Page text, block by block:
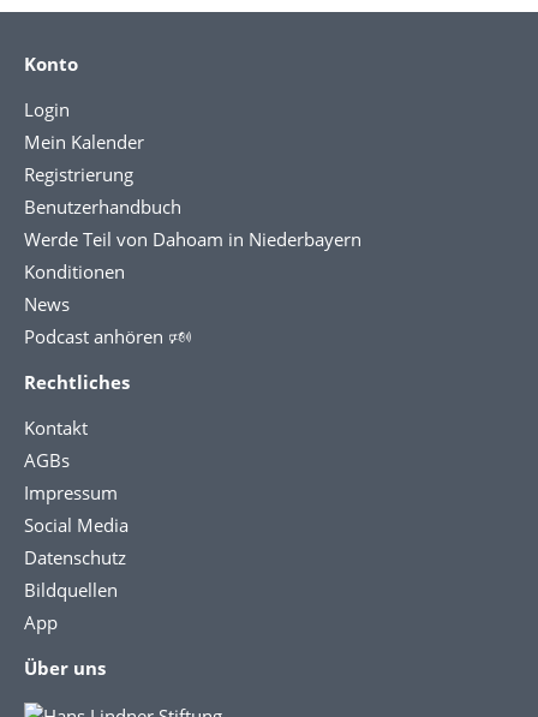
Konto
Login
Mein Kalender
Registrierung
Benutzerhandbuch
Werde Teil von Dahoam in Niederbayern
Konditionen
News
Podcast anhören 🕬
Rechtliches
Kontakt
AGBs
Impressum
Social Media
Datenschutz
Bildquellen
App
Über uns